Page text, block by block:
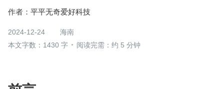
作者： 平平无奇爱好科技
2024-12-24
海南
本文字数：1430 字
阅读完需：约 5 分钟